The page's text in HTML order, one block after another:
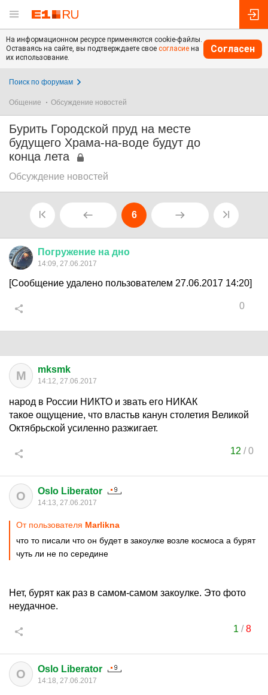
На информационном ресурсе применяются cookie-файлы.
Оставаясь на сайте, вы подтверждаете свое согласие на
их использование.
Согласен
Поиск по форумам
Общение Обсуждение новостей
Бурить Городской пруд на месте
будущего Храма-на-воде будут до
конца лета
Обсуждение новостей
6
Погружение на дно
14:09, 27.06.2017
[Сообщение удалено пользователем 27.06.2017 14:20]
0
M mksmk
14:12, 27.06.2017
народ в России НИКТО и звать его НИКАК
такое ощущение, что властьв канун столетия Великой
Октябрьской усиленно разжигает.
12 /0
O Oslo Liberator
14:13, 27.06.2017
От пользователя Marlikna
что то писали что он будет в закоулке возле космоса а бурят
чуть ли не по середине
Нет, бурят как раз в самом-самом закоулке. Это фото
неудачное.
1 /8
O Oslo Liberator
14:18, 27.06.2017